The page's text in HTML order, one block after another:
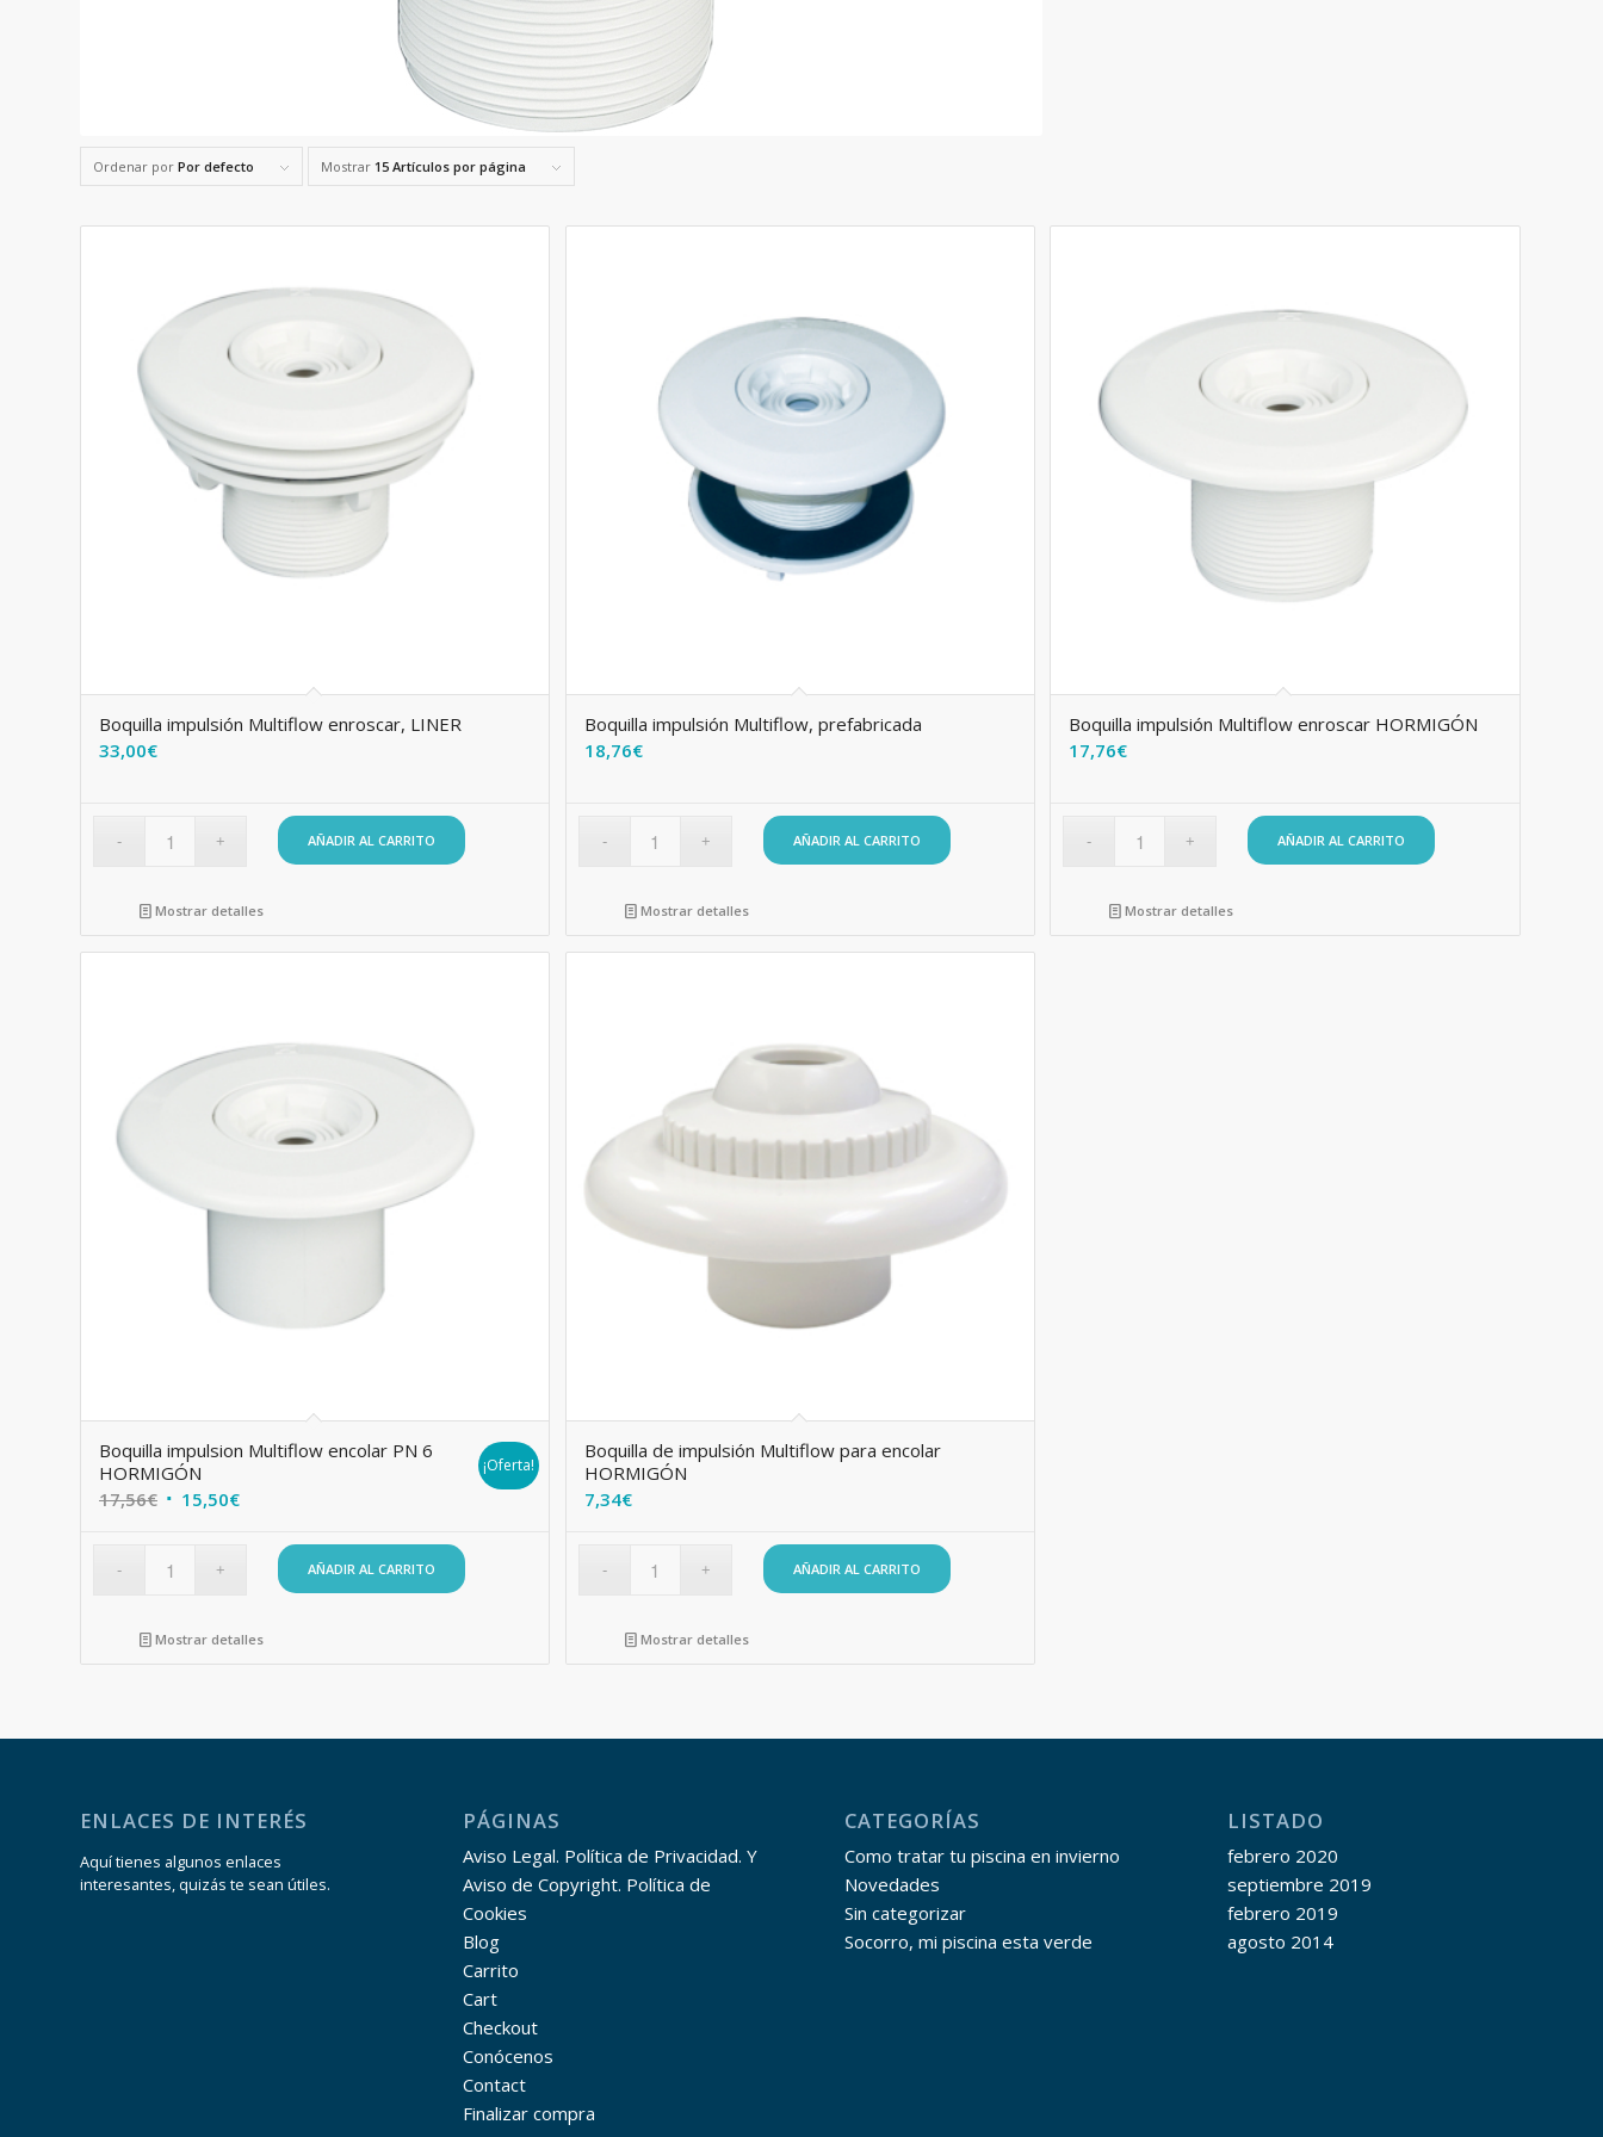
Ordenar por Por defecto Mostrar 15 Artículos por página
Boquilla impulsión Multiflow enroscar, LINER
33,00€
AÑADIR AL CARRITO
Mostrar detalles
Boquilla impulsión Multiflow, prefabricada
18,76€
AÑADIR AL CARRITO
Mostrar detalles
Boquilla impulsión Multiflow enroscar HORMIGÓN
17,76€
AÑADIR AL CARRITO
Mostrar detalles
Boquilla impulsion Multiflow encolar PN 6
HORMIGÓN
17,56€ El
era:
15,50€El
actual
¡Oferta!
AÑADIR AL CARRITO
Mostrar detalles
Boquilla de impulsión Multiflow para encolar
HORMIGÓN
7,34€
AÑADIR AL CARRITO
Mostrar detalles
ENLACES DE INTERÉS
Aquí tienes algunos enlaces
interesantes, quizás te sean útiles.
PÁGINAS
Aviso Legal. Política de Privacidad. Y
Aviso de Copyright. Política de
Cookies
Blog
Carrito
Cart
Checkout
Conócenos
Contact
Finalizar compra
CATEGORÍAS
Como tratar tu piscina en invierno
Novedades
Sin categorizar
Socorro, mi piscina esta verde
LISTADO
febrero 2020
septiembre 2019
febrero 2019
agosto 2014